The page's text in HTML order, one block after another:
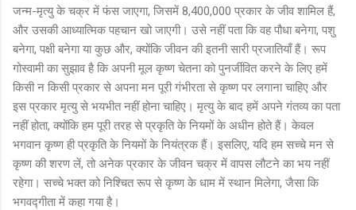
जन्म-मृत्यु के चक्र में फंस जाएगा, जिसमें 8,400,000 प्रकार के जीव शामिल हैं,
और उसकी आध्यात्मिक पहचान खो जाएगी। उसे नहीं पता कि वह पौधा बनेगा, पशु
बनेगा, पक्षी बनेगा या कुछ और, क्योंकि जीवन की इतनी सारी प्रजातियाँ हैं। रूप
गोस्वामी का सुझाव है कि अपनी मूल कृष्ण चेतना को पुनर्जीवित करने के लिए हमें
किसी न किसी प्रकार से अपना मन पूरी गंभीरता से कृष्ण पर लगाना चाहिए और
इस प्रकार मृत्यु से भयभीत नहीं होना चाहिए। मृत्यु के बाद हमें अपने गंतव्य का पता
नहीं होता, क्योंकि हम पूरी तरह से प्रकृति के नियमों के अधीन होते हैं। केवल
भगवान कृष्ण ही प्रकृति के नियमों के नियंत्रक हैं। इसलिए, यदि हम सच्चे मन से
कृष्ण की शरण लें, तो अनेक प्रकार के जीवन चक्र में वापस लौटने का भय नहीं
रहेगा। सच्चे भक्त को निश्चित रूप से कृष्ण के धाम में स्थान मिलेगा, जैसा कि
भगवद्गीता में कहा गया है।